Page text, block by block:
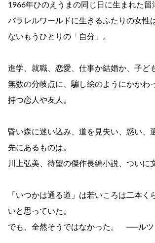
1966年ひのえうまの同じ日に生まれた留
パラレルワールドに生きるふたりの女性
ないもうひとりの「自分」。
進学、就職、恋愛、仕事か結婚か、子ど
無数の分岐点に、騙し絵のようにかかわ
持つ恋人や友人。
昏い森に迷い込み、道を見失い、惑い、
先にあるものは。
川上弘美、待望の傑作長編小説、ついに
「いつかは通る道」は若いころは二本く
いと思っていた。
でも、全然そうではなかった。 ──ルツ